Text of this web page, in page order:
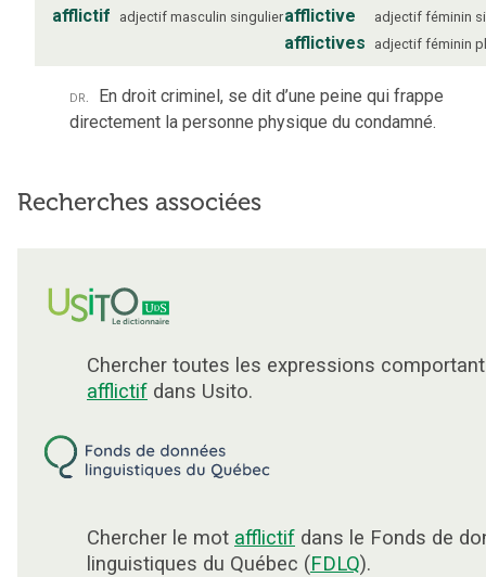
afflictif adjectif masculin singulierafflictive adjectif féminin
afflictives adjectif féminin
dr. En droit criminel, se dit d’une peine qui frappe
directement la personne physique du condamné.
Recherches associées
Chercher toutes les expressions
afflictif dans Usito.
Chercher le mot afflictif dans le Fonds de
linguistiques du Québec (FDLQ).